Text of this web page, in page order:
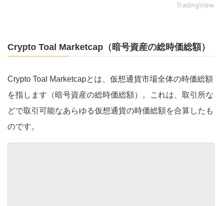
TradingView
Crypto Toal Marketcap（暗号資産の総時価総額）
Crypto Toal Marketcapとは、仮想通貨市場全体の時価総額
を指します（暗号資産の総時価総額）。これは、取引所な
どで取引可能なあらゆる仮想通貨の時価総額を合算したも
のです。